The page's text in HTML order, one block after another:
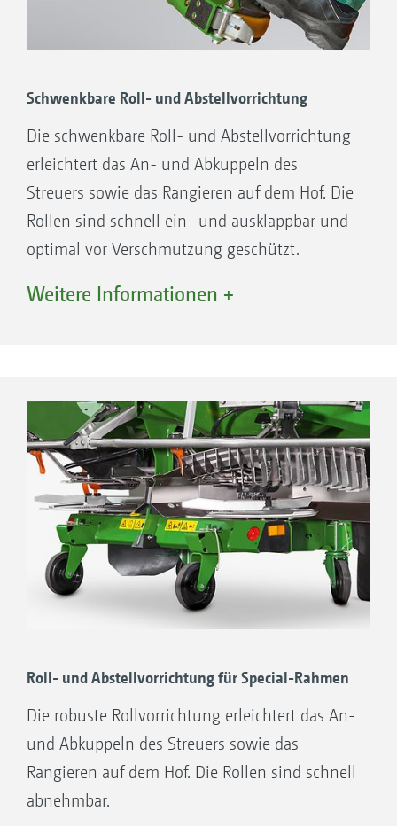
Schwenkbare Roll- und Abstellvorrichtung
Die schwenkbare Roll- und Abstellvorrichtung
erleichtert das An- und Abkuppeln des
Streuers sowie das Rangieren auf dem Hof. Die
Rollen sind schnell ein- und ausklappbar und
optimal vor Verschmutzung geschützt.
Weitere Informationen +
Roll- und Abstellvorrichtung für Special-Rahmen
Die robuste Rollvorrichtung erleichtert das An-
und Ab­kuppeln des Streuers sowie das
Rangieren auf dem Hof. Die Rollen sind schnell
abnehmbar.